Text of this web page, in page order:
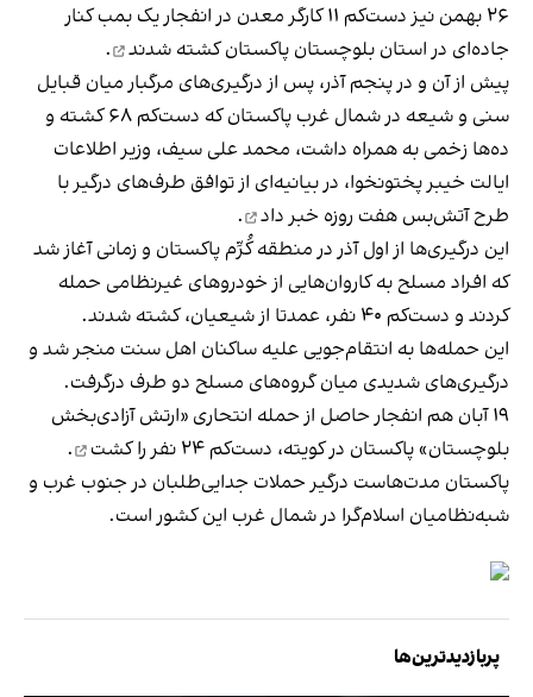
۲۶ بهمن نیز دست‌کم ۱۱ کارگر معدن در انفجار یک بمب کنار
جاده‌ای در استان بلوچستان پاکستانکشته شدند
.
پیش از آن و در پنجم آذر، پس از درگیری‌های مرگبار میان قبایل
سنی و شیعه در شمال‌ غرب پاکستان که دست‌کم ۶۸ کشته و
ده‌ها زخمی به همراه داشت، محمد علی سیف، وزیر اطلاعات
ایالت خیبر پختونخوا، در بیانیه‌ای از توافق طرف‌های درگیر با
طرح آتش‌بس هفت روزه خبر داد
.
این درگیری‌ها از اول آذر در منطقه کُرَّم پاکستان و زمانی آغاز شد
که افراد مسلح به کاروان‌هایی از خودروهای غیرنظامی حمله
کردند و دست‌کم ۴۰ نفر، عمدتا از شیعیان، کشته شدند.
این حمله‌ها به انتقام‌جویی علیه ساکنان اهل سنت منجر شد و
درگیری‌های شدیدی میان گروه‌های مسلح دو طرف درگرفت.
۱۹ آبان هم انفجار حاصل از حمله انتحاری «ارتش آزادی‌بخش
بلوچستان» پاکستان در کویته، دست‌کم ۲۴ نفر را
کشت
.
پاکستان مدت‌هاست درگیر حملات جدایی‌طلبان در جنوب غرب و
شبه‌نظامیان اسلام‌گرا در شمال غرب این کشور است.
پربازدیدترین‌ها